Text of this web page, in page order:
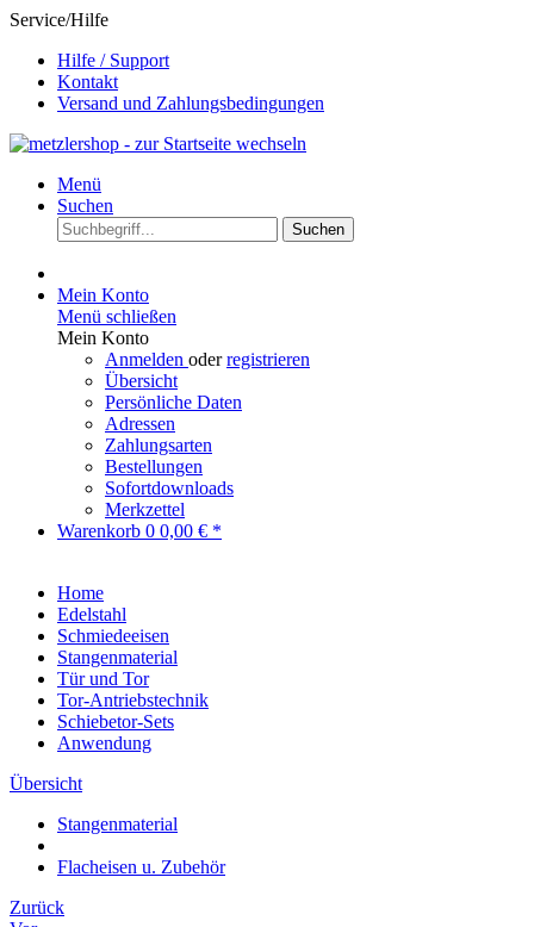
Service/Hilfe
Hilfe / Support
Kontakt
Versand und Zahlungsbedingungen
Menü
Suchen
Suchen
Mein Konto
Menü schließen
Mein Konto
Anmelden oderregistrieren
Übersicht
Persönliche Daten
Adressen
Zahlungsarten
Bestellungen
Sofortdownloads
Merkzettel
Warenkorb 0 0,00 € *
Home
Edelstahl
Schmiedeeisen
Stangenmaterial
Tür und Tor
Tor-Antriebstechnik
Schiebetor-Sets
Anwendung
Übersicht
Stangenmaterial
Flacheisen u. Zubehör
Zurück